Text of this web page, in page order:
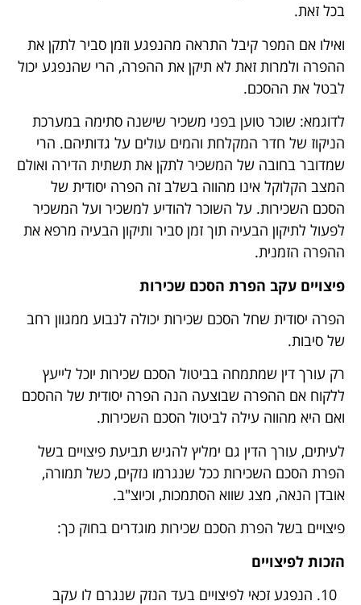
בכל זאת.
ואילו אם המפר קיבל התראה מהנפגע וזמן סביר לתקן את
ההפרה ולמרות זאת לא תיקן את ההפרה, הרי שהנפגע יכול
לבטל את ההסכם.
לדוגמא: שוכר טוען בפני משכיר שישנה סתימה במערכת
הניקוז של חדר המקלחת והמים עולים על גדותיהם. הרי
שמדובר בחובה של המשכיר לתקן את תשתית הדירה ואולם
המצב הקלוקל אינו מהווה בשלב זה הפרה יסודית של
הסכם השכירות. על השוכר להודיע למשכיר ועל המשכיר
לפעול לתיקון הבעיה תוך זמן סביר ותיקון הבעיה מרפא את
ההפרה הזמנית.
פיצויים עקב הפרת הסכם שכירות
הפרה יסודית שחל הסכם שכירות יכולה לנבוע ממגוון רחב
של סיבות.
רק עורך דין שמתמחה בביטול הסכם שכירות יוכל לייעץ
ללקוח אם ההפרה שבוצעה הנה הפרה יסודית של ההסכם
ואם היא מהווה עילה לביטול הסכם השכירות.
לעיתים, עורך הדין גם ימליץ להגיש תביעת פיצויים בשל
הפרת הסכם השכירות ככל שנגרמו נזקים, כשל תמורה,
אובדן הנאה, מצג שווא הסתמכות, וכיוצ"ב.
פיצויים בשל הפרת הסכם שכירות מוגדרים בחוק כך:
הזכות לפיצויים
הנפגע זכאי לפיצויים בעד הנזק שנגרם לו עקב